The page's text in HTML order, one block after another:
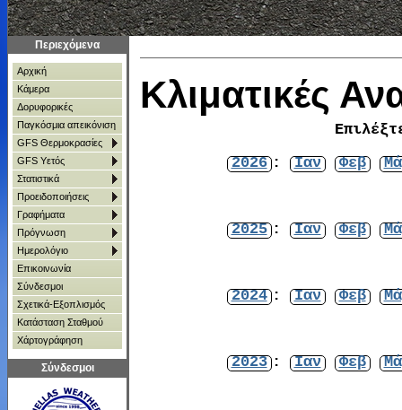
Περιεχόμενα
Αρχική
Κάμερα
Δορυφορικές
Παγκόσμια απεικόνιση
GFS Θερμοκρασίες
GFS Υετός
Στατιστικά
Προειδοποιήσεις
Γραφήματα
Πρόγνωση
Ημερολόγιο
Επικοινωνία
Σύνδεσμοι
Σχετικά-Εξοπλισμός
Κατάσταση Σταθμού
Χάρτoγράφηση
Σύνδεσμοι
Κλιματικές
2026 : Ιαν Φεβ
2025 : Ιαν Φεβ
2024 : Ιαν Φεβ
2023 : Ιαν Φεβ